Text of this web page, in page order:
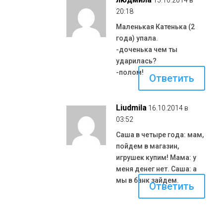
20:18
Маленькая Катенька (2
года) упала.
-доченька чем ты
ударилась?
-полом!
Ответить
Liudmila 16.10.2014 в
03:52
Саша в четыре года: мам,
пойдем в магазин,
игрушек купим! Мама: у
меня денег нет. Саша: а
мы в банк зайдем.
Ответить